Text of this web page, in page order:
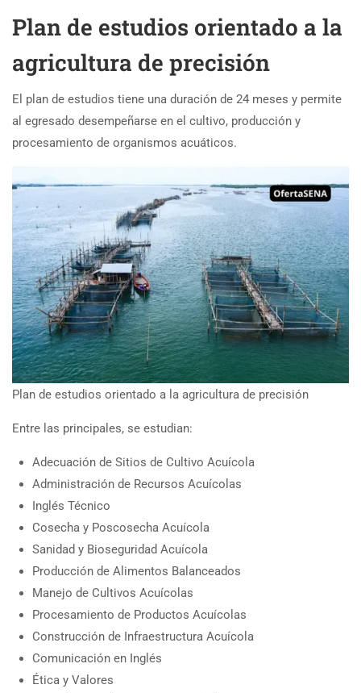
Plan de estudios orientado a la
agricultura de precisión
El plan de estudios tiene una duración de 24 meses y permite
al egresado desempeñarse en el cultivo, producción y
procesamiento de organismos acuáticos.
Plan de estudios orientado a la agricultura de precisión
Entre las principales, se estudian:
Adecuación de Sitios de Cultivo Acuícola
Administración de Recursos Acuícolas
Inglés Técnico
Cosecha y Poscosecha Acuícola
Sanidad y Bioseguridad Acuícola
Producción de Alimentos Balanceados
Manejo de Cultivos Acuícolas
Procesamiento de Productos Acuícolas
Construcción de Infraestructura Acuícola
Comunicación en Inglés
Ética y Valores